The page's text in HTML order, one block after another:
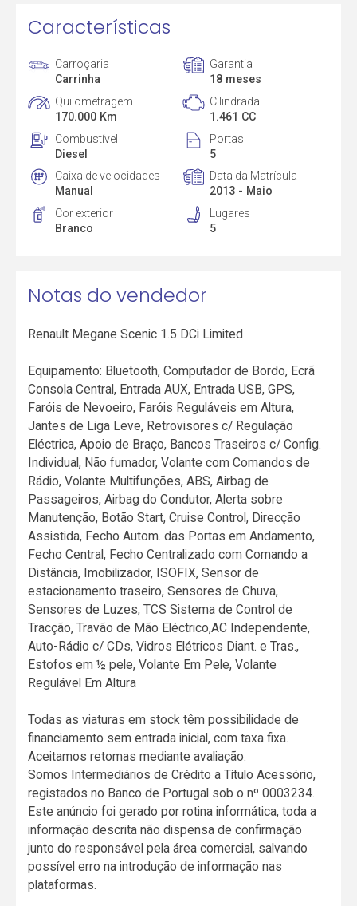
Características
Carroçaria
Carrinha
Garantia
18 meses
Quilometragem
170.000 Km
Cilindrada
1.461 CC
Combustível
Diesel
Portas
5
Caixa de velocidades
Manual
Data da Matrícula
2013 - Maio
Cor exterior
Branco
Lugares
5
Notas do vendedor
Renault Megane Scenic 1.5 DCi Limited
Equipamento: Bluetooth, Computador de Bordo, Ecrã
Consola Central, Entrada AUX, Entrada USB, GPS,
Faróis de Nevoeiro, Faróis Reguláveis em Altura,
Jantes de Liga Leve, Retrovisores c/ Regulação
Eléctrica, Apoio de Braço, Bancos Traseiros c/ Config.
Individual, Não fumador, Volante com Comandos de
Rádio, Volante Multifunções, ABS, Airbag de
Passageiros, Airbag do Condutor, Alerta sobre
Manutenção, Botão Start, Cruise Control, Direcção
Assistida, Fecho Autom. das Portas em Andamento,
Fecho Central, Fecho Centralizado com Comando a
Distância, Imobilizador, ISOFIX, Sensor de
estacionamento traseiro, Sensores de Chuva,
Sensores de Luzes, TCS Sistema de Control de
Tracção, Travão de Mão Eléctrico,AC Independente,
Auto-Rádio c/ CDs, Vidros Elétricos Diant. e Tras.,
Estofos em ½ pele, Volante Em Pele, Volante
Regulável Em Altura
Todas as viaturas em stock têm possibilidade de
financiamento sem entrada inicial, com taxa fixa.
Aceitamos retomas mediante avaliação.
Somos Intermediários de Crédito a Título Acessório,
registados no Banco de Portugal sob o nº 0003234.
Este anúncio foi gerado por rotina informática, toda a
informação descrita não dispensa de confirmação
junto do responsável pela área comercial, salvando
possível erro na introdução de informação nas
plataformas.